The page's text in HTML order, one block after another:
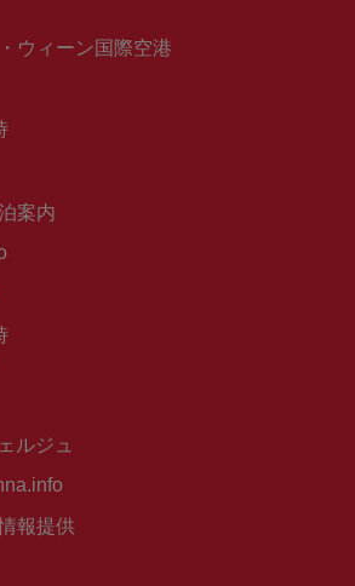
ウィーン国際空港
案内
ルジュ
報提供